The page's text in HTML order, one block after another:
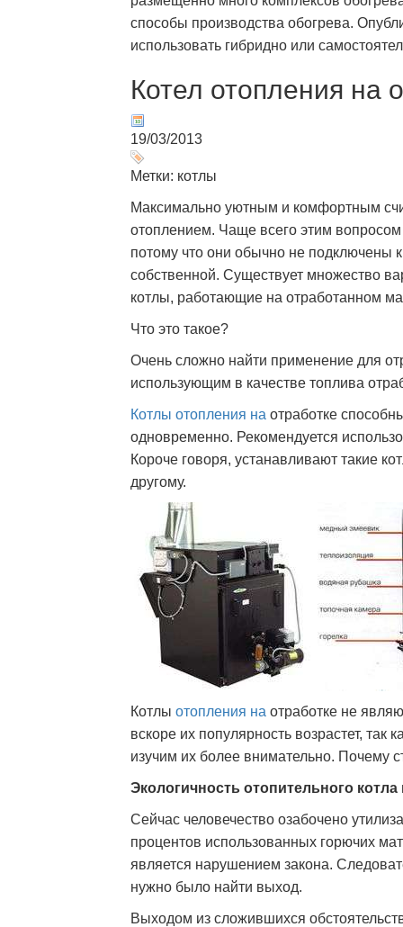
способы производства обогрева.
использовать гибридно или
Котел отопления на
19/03/2013
Метки: котлы
Максимально уютным и комфортным
отоплением. Чаще всего этим
потому что они обычно не подключены
собственной. Существует множество
котлы, работающие на отработанном
Что это такое?
Очень сложно найти применение для
использующим в качестве топлива
Котлы отопления на отработке
одновременно. Рекомендуется
Короче говоря, устанавливают такие
другому.
Котлы отопления на отработке не
вскоре их популярность возрастет,
изучим их более внимательно. Почему
Экологичность отопительного котла
Сейчас человечество озабочено
процентов использованных горючих
является нарушением закона.
нужно было найти выход.
Выходом из сложившихся